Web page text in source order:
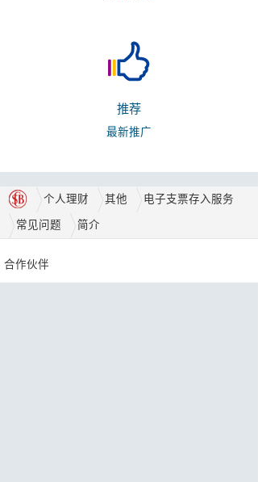
推荐
最新推广
个人理财 其他 电子支票存入服务
常见问题 简介
合作伙伴